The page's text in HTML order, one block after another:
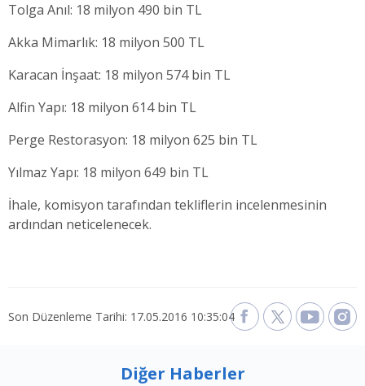
Tolga Anıl: 18 milyon 490 bin TL
Akka Mimarlık: 18 milyon 500 TL
Karacan İnşaat: 18 milyon 574 bin TL
Alfin Yapı: 18 milyon 614 bin TL
Perge Restorasyon: 18 milyon 625 bin TL
Yılmaz Yapı: 18 milyon 649 bin TL
İhale, komisyon tarafından tekliflerin incelenmesinin
ardından neticelenecek.
Son Düzenleme Tarihi: 17.05.2016 10:35:04
Diğer Haberler